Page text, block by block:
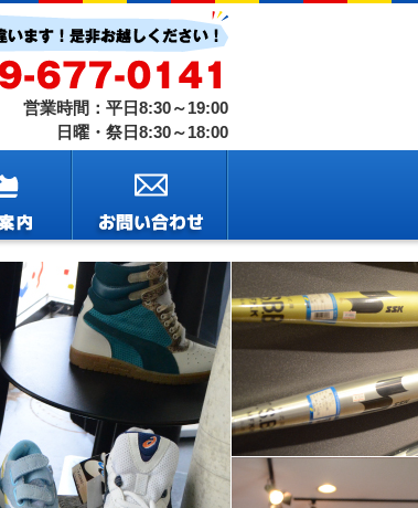
営業時間：平日8:30～19:00
日曜・祭日8:30～18:00